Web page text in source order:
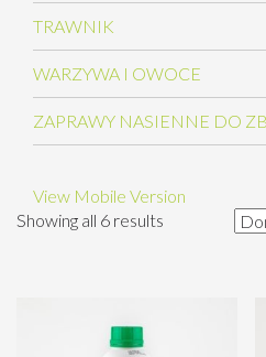
TRAWNIK
WARZYWA I OWOCE
ZAPRAWY NASIENNE DO
View Mobile Version
Showing all 6 results